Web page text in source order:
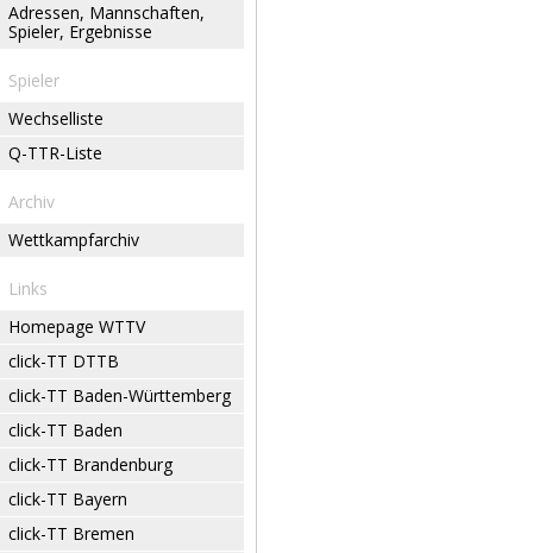
Adressen, Mannschaften,
Spieler, Ergebnisse
Spieler
Wechselliste
Q-TTR-Liste
Archiv
Wettkampfarchiv
Links
Homepage WTTV
click-TT DTTB
click-TT Baden-Württemberg
click-TT Baden
click-TT Brandenburg
click-TT Bayern
click-TT Bremen